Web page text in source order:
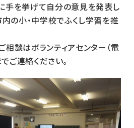
手を挙げて自分の意見を発表し
内の小・中学校でふくし学習を推
相談はボランティアセンター（電
ご連絡ください。